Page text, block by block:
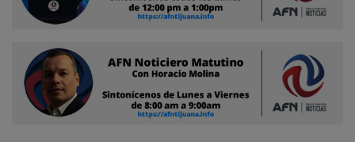
Ventas
Contacto
Reportero
Ciudadano